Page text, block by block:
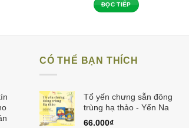
ĐỌC TIẾP
CÓ THỂ BẠN THÍCH
Tổ yến chưng sẵn đông
trùng hạ thảo - Yến Na
66.000₫